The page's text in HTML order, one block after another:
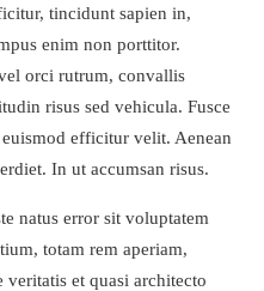
tincidunt sapien in,
enim non porttitor.
orci rutrum, convallis
risus sed vehicula. Fusce
efficitur velit. Aenean
In ut accumsan risus.
natus error sit voluptatem
totam rem aperiam,
et quasi architecto